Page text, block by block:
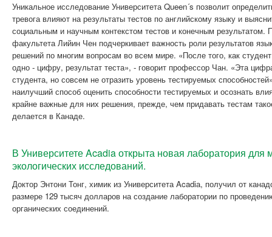
Уникальное исследование Университета Queen´s позволит
тревога влияют на результаты тестов по английскому языку и
социальным и научным контекстом тестов и конечным результатом.
факультета Лийин Чен подчеркивает важность роли результатов
решений по многим вопросам во всем мире. «После того, как
одно - цифру, результат теста», - говорит профессор Чан. «Эта
студента, но совсем не отразить уровень тестируемых
наилучший способ оценить способности тестируемых и осознать
крайне важные для них решения, прежде, чем придавать тестам
делается в Канаде.
В Университете Acadia открыта новая лаборатория для
экологических исследований.
Доктор Энтони Тонг, химик из Университета Acadiа, получил от
размере 129 тысяч долларов на создание лаборатории по
органических соединений.